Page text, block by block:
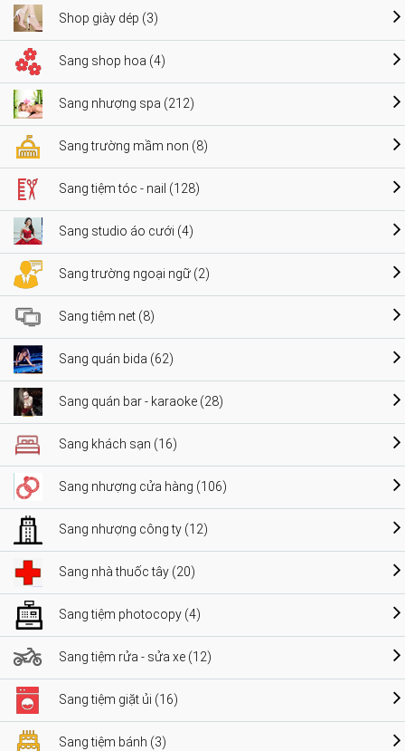
Shop giày dép (3)
Sang shop hoa (4)
Sang nhượng spa (212)
Sang trường mầm non (8)
Sang tiệm tóc - nail (128)
Sang studio áo cưới (4)
Sang trường ngoại ngữ (2)
Sang tiệm net (8)
Sang quán bida (62)
Sang quán bar - karaoke (28)
Sang khách sạn (16)
Sang nhượng cửa hàng (106)
Sang nhượng công ty (12)
Sang nhà thuốc tây (20)
Sang tiệm photocopy (4)
Sang tiệm rửa - sửa xe (12)
Sang tiệm giặt ủi (16)
Sang tiệm bánh (3)